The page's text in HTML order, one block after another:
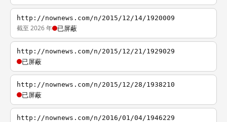
http://nownews.com/n/2015/12/14/1920009
截至 2026 年 已屏蔽
http://nownews.com/n/2015/12/21/1929029
已屏蔽
http://nownews.com/n/2015/12/28/1938210
已屏蔽
http://nownews.com/n/2016/01/04/1946229